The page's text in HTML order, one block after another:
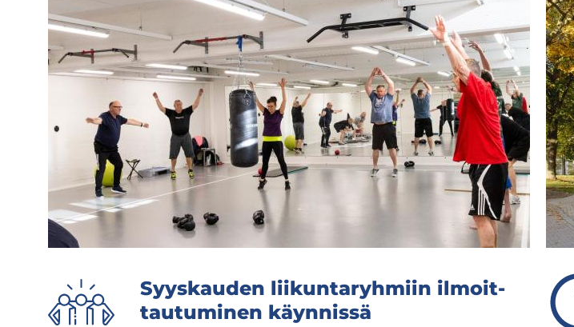
Syys­kau­den lii­kun­ta­ryh­miin il­moit­
tau­tu­mi­nen käyn­nis­sä